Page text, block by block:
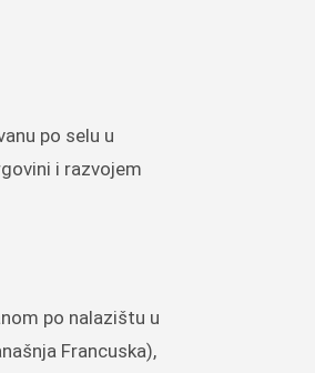
po selu u
i razvojem
po nalazištu u
Francuska),